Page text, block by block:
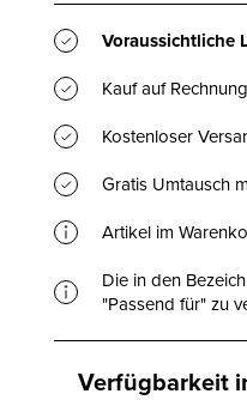
Voraussichtliche
Kauf auf Rechnung
Kostenloser
Gratis Umtausch
Artikel im
Die in den
"Passend für" zu
Verfügbarkeit